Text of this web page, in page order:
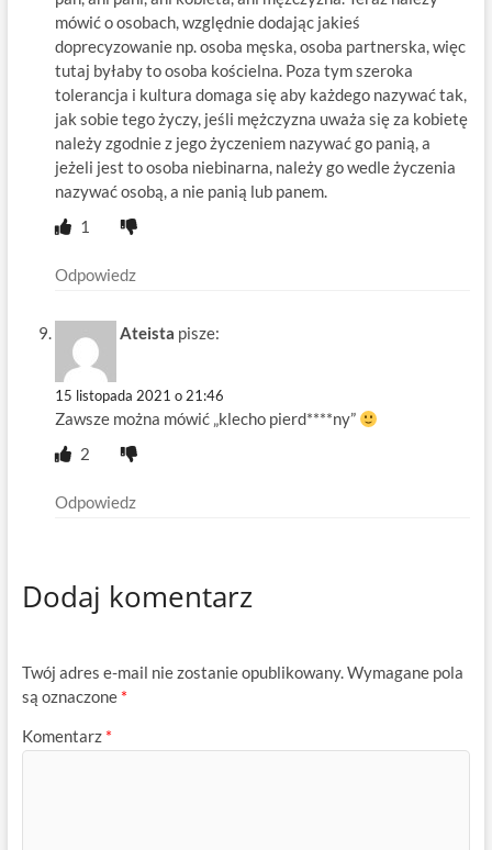
mówić o osobach, względnie dodając jakieś
doprecyzowanie np. osoba męska, osoba partnerska, więc
tutaj byłaby to osoba kościelna. Poza tym szeroka
tolerancja i kultura domaga się aby każdego nazywać tak,
jak sobie tego życzy, jeśli mężczyzna uważa się za kobietę
należy zgodnie z jego życzeniem nazywać go panią, a
jeżeli jest to osoba niebinarna, należy go wedle życzenia
nazywać osobą, a nie panią lub panem.
1
Odpowiedz
Ateista pisze:
15 listopada 2021 o 21:46
Zawsze można mówić „klecho pierd****ny”
2
Odpowiedz
Dodaj komentarz
Twój adres e-mail nie zostanie opublikowany.Wymagane pola
są oznaczone *
Komentarz *